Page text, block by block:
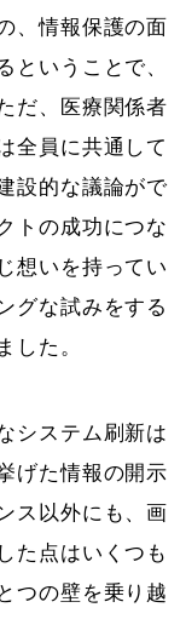
、情報保護の面
ということで、
だ、医療関係者
全員に共通して
設的な議論がで
トの成功につな
想いを持ってい
グな試みをする
した。
システム刷新は
げた情報の開示
ス以外にも、画
た点はいくつも
つの壁を乗り越